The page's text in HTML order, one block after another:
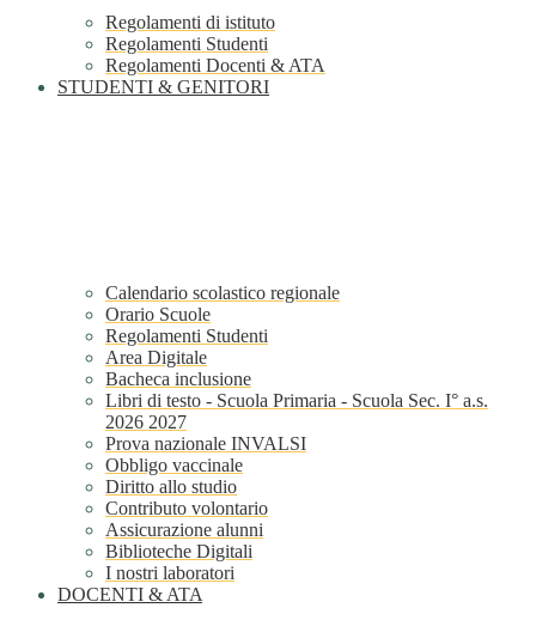
Regolamenti di istituto
Regolamenti Studenti
Regolamenti Docenti & ATA
STUDENTI & GENITORI
Calendario scolastico regionale
Orario Scuole
Regolamenti Studenti
Area Digitale
Bacheca inclusione
Libri di testo - Scuola Primaria - Scuola Sec. I° a.s.
2026 2027
Prova nazionale INVALSI
Obbligo vaccinale
Diritto allo studio
Contributo volontario
Assicurazione alunni
Biblioteche Digitali
I nostri laboratori
DOCENTI & ATA